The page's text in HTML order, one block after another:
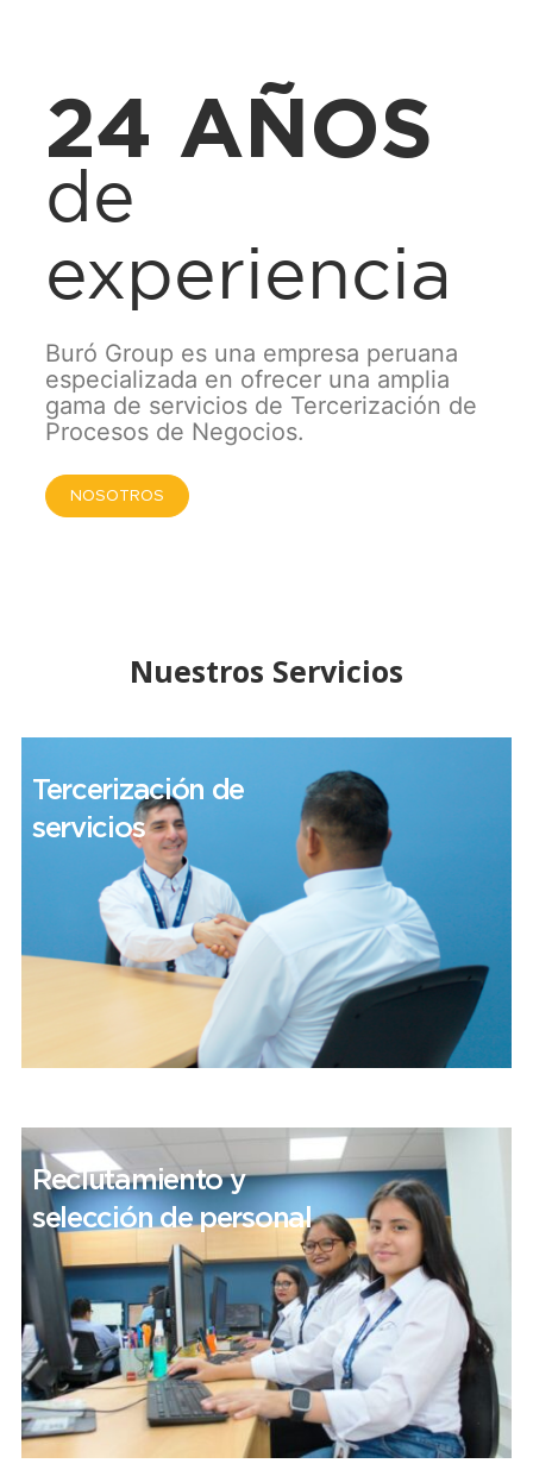
24 AÑOS
de
experiencia
Buró Group es una empresa peruana
especializada en ofrecer una amplia
gama de servicios de Tercerización de
Procesos de Negocios.
NOSOTROS
Nuestros Servicios
Tercerización de
servicios
Reclutamiento y
selección de personal